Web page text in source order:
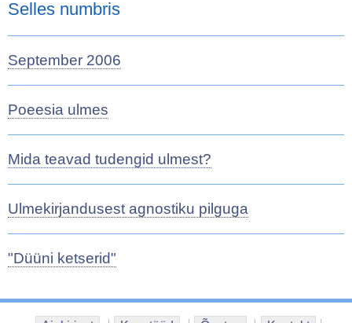
Selles numbris
September 2006
Poeesia ulmes
Mida teavad tudengid ulmest?
Ulmekirjandusest agnostiku pilguga
"Düüni ketserid"